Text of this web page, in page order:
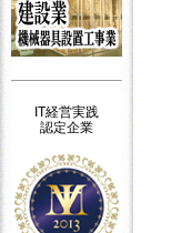
IT経営実践
認定企業